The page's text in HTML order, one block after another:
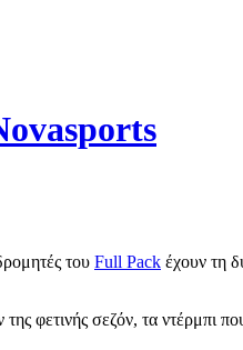
του Full Pack έχουν τη
φετινής σεζόν, τα ντέρμπι